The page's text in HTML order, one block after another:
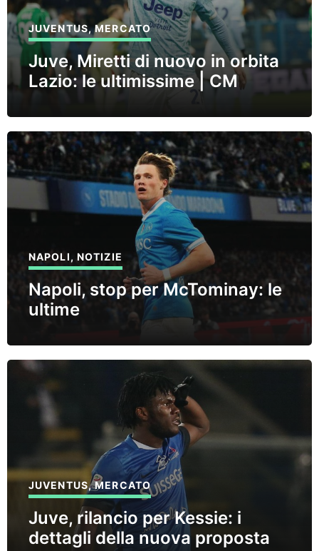
JUVENTUS,MERCATO
Juve, Miretti di nuovo in orbita
Lazio: le ultimissime | CM
NAPOLI, NOTIZIE
Napoli, stop per McTominay: le
ultime
JUVENTUS,MERCATO
Juve, rilancio per Kessie: i
dettagli della nuova proposta